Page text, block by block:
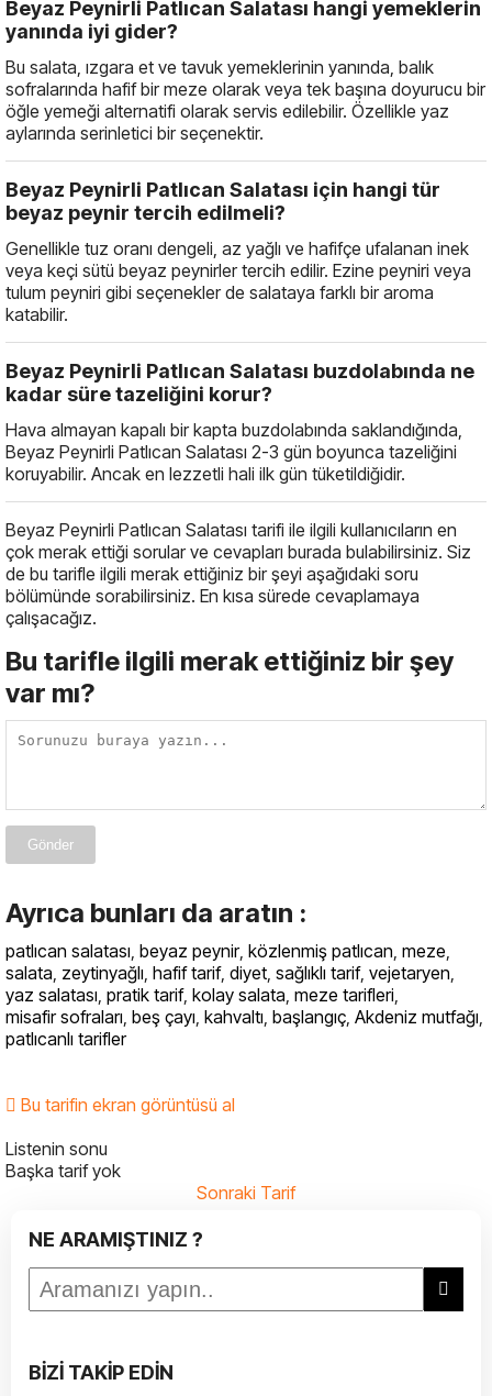
Beyaz Peynirli Patlıcan Salatası hangi yemeklerin
yanında iyi gider?
Bu salata, ızgara et ve tavuk yemeklerinin yanında, balık
sofralarında hafif bir meze olarak veya tek başına doyurucu bir
öğle yemeği alternatifi olarak servis edilebilir. Özellikle yaz
aylarında serinletici bir seçenektir.
Beyaz Peynirli Patlıcan Salatası için hangi tür
beyaz peynir tercih edilmeli?
Genellikle tuz oranı dengeli, az yağlı ve hafifçe ufalanan inek
veya keçi sütü beyaz peynirler tercih edilir. Ezine peyniri veya
tulum peyniri gibi seçenekler de salataya farklı bir aroma
katabilir.
Beyaz Peynirli Patlıcan Salatası buzdolabında ne
kadar süre tazeliğini korur?
Hava almayan kapalı bir kapta buzdolabında saklandığında,
Beyaz Peynirli Patlıcan Salatası 2-3 gün boyunca tazeliğini
koruyabilir. Ancak en lezzetli hali ilk gün tüketildiğidir.
Beyaz Peynirli Patlıcan Salatası tarifi ile ilgili kullanıcıların en
çok merak ettiği sorular ve cevapları burada bulabilirsiniz. Siz
de bu tarifle ilgili merak ettiğiniz bir şeyi aşağıdaki soru
bölümünde sorabilirsiniz. En kısa sürede cevaplamaya
çalışacağız.
Bu tarifle ilgili merak ettiğiniz bir şey
var mı?
Gönder
Ayrıca bunları da aratın :
patlıcan salatası, beyaz peynir, közlenmiş patlıcan, meze,
salata, zeytinyağlı, hafif tarif, diyet, sağlıklı tarif, vejetaryen,
yaz salatası, pratik tarif, kolay salata, meze tarifleri,
misafir sofraları, beş çayı, kahvaltı, başlangıç, Akdeniz mutfağı,
patlıcanlı tarifler
Bu tarifin ekran görüntüsü al
Listenin sonu
Başka tarif yok
Sonraki Tarif
NE ARAMIŞTINIZ ?
BİZİ TAKİP EDİN